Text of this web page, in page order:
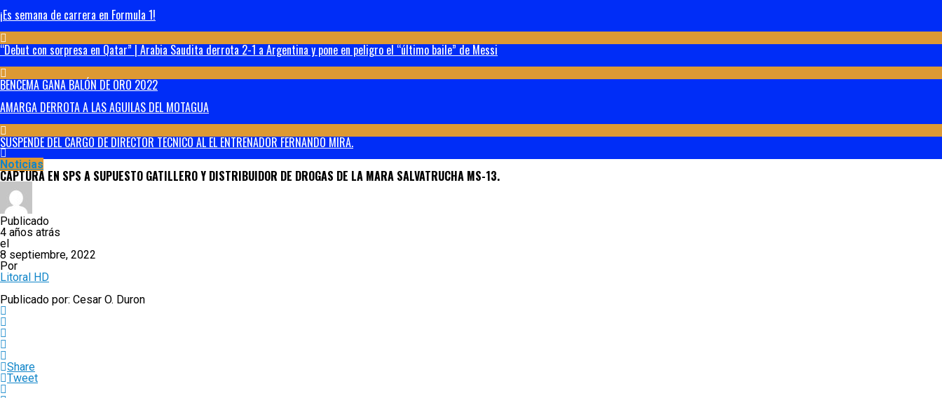
¡Es semana de carrera en Formula 1!
“Debut con sorpresa en Qatar” | Arabia Saudita derrota 2-1 a Argentina y pone en peligro el “último baile” de Messi
BENCEMA GANA BALÓN DE ORO 2022
AMARGA DERROTA A LAS AGUILAS DEL MOTAGUA
SUSPENDE DEL CARGO DE DIRECTOR TECNICO AL EL ENTRENADOR FERNANDO MIRA.
Noticias
CAPTURA EN SPS A SUPUESTO GATILLERO Y DISTRIBUIDOR DE DROGAS DE LA MARA SALVATRUCHA MS-13.
Publicado
4 años atrás
el
8 septiembre, 2022
Por
Litoral HD
Publicado por: Cesar O. Duron
Share
Tweet